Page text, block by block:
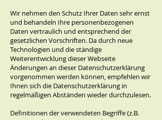
Wir nehmen den Schutz Ihrer Daten sehr ernst
und behandeln Ihre personenbezogenen
Daten vertraulich und entsprechend der
gesetzlichen Vorschriften. Da durch neue
Technologien und die ständige
Weiterentwicklung dieser Webseite
Änderungen an dieser Datenschutzerklärung
vorgenommen werden können, empfehlen wir
Ihnen sich die Datenschutzerklärung in
regelmäßigen Abständen wieder durchzulesen.
Definitionen der verwendeten Begriffe (z.B.